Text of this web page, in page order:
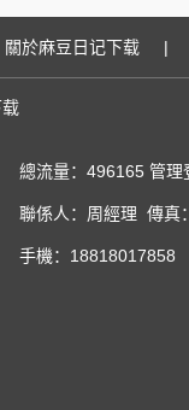
關於麻豆日记下载 |
總流量：496165 管理
聯係人：周經理 傳
手機：18818017858